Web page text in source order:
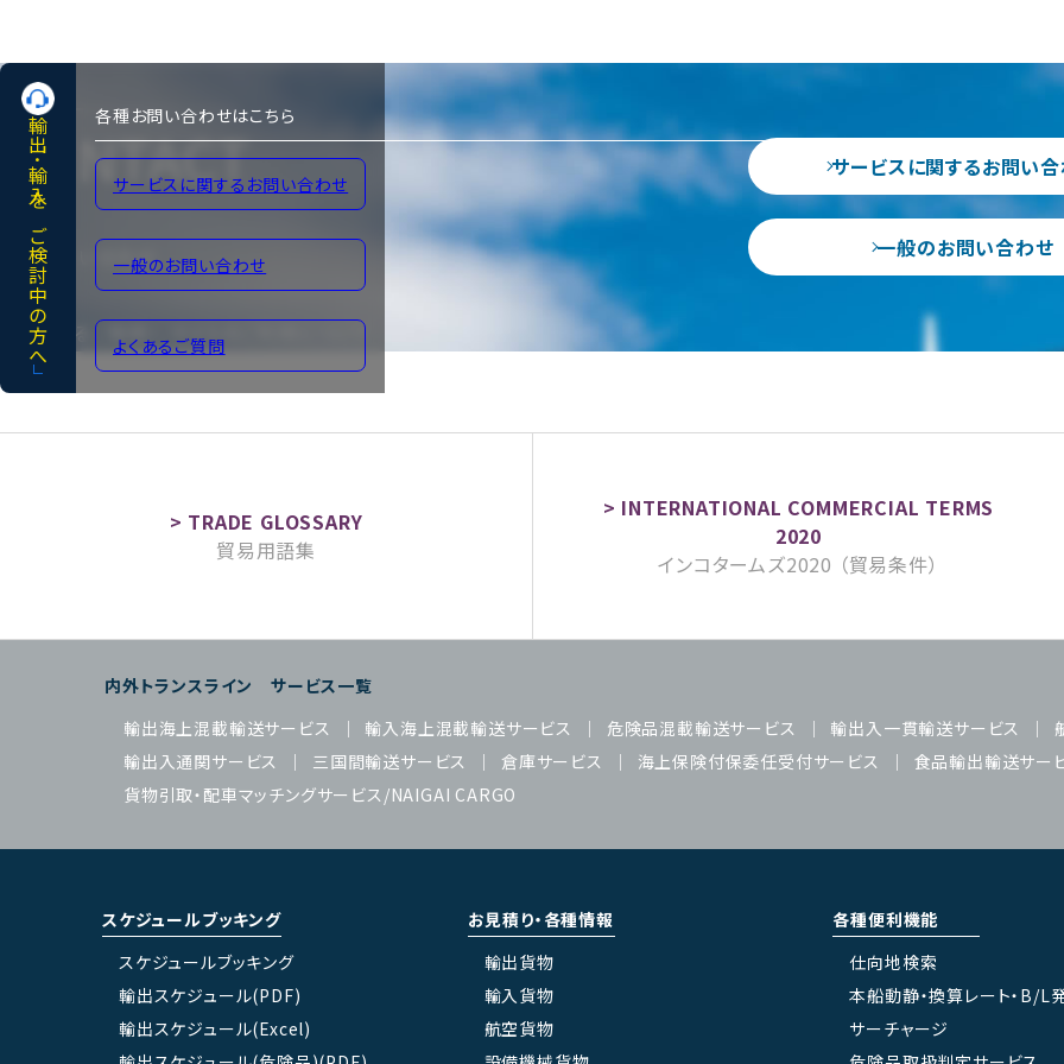
輸出･輸入をご検討中の方へ 各種お問い合わせはこちら
サービスに関するお問い合わせ
一般のお問い合わせ
よくあるご質問
CONTACT
各種お問い合わせ
よくあるご質問 サイトのご利用について
サービスに関するお問い
一般のお問い合わせ
貿易用語集 インコタームズ2020 （貿易条件）
内外トランスライン サービス一覧
輸出海上混載輸送サービス
輸入海上混載輸送サービス 危険品混載輸送サービス 輸出入一貫輸送サービス
輸出入通関サービス
三国間輸送サービス 倉庫サービス 海上保険付保委任受付サービス
食品輸出輸送サー
貨物引取・配車マッチングサービス/NAIGAI CARGO
スケジュールブッキング
スケジュールブッキング
輸出スケジュール(PDF)
輸出スケジュール(Excel)
お見積り・各種情報
輸出貨物
輸入貨物
航空貨物
各種便利機能
仕向地検索
本船動静・換算レート・B/L
サーチャージ